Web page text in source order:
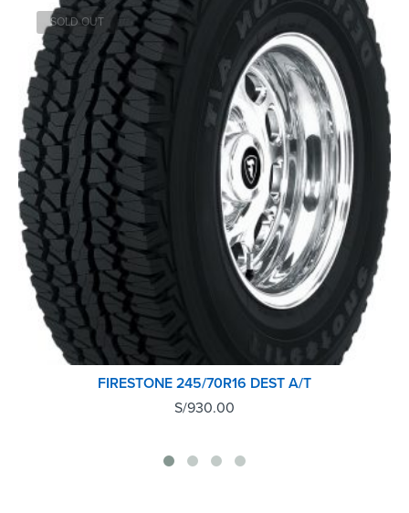
SOLD OUT
FIRESTONE 245/70R16 DEST A/T
S/930.00